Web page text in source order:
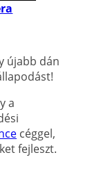
újabb dán
a
céggel,
fejleszt.